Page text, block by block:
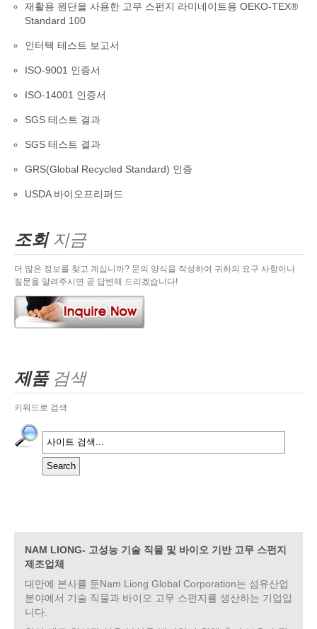
재활용 원단을 사용한 고무 스펀지 라미네이트용 OEKO-TEX®
Standard 100
인터텍 테스트 보고서
ISO-9001 인증서
ISO-14001 인증서
SGS 테스트 결과
SGS 테스트 결과
GRS(Global Recycled Standard) 인증
USDA 바이오프리퍼드
조회지금
더 많은 정보를 찾고 계십니까? 문의 양식을 작성하여 귀하의 요구 사항이나
질문을 알려주시면 곧 답변해 드리겠습니다!
제품검색
키워드로 검색
NAM LIONG- 고성능 기술 직물 및 바이오 기반 고무 스펀지
제조업체
대만에 본사를 둔Nam Liong Global Corporation는 섬유산업
분야에서 기술 직물과 바이오 고무 스펀지를 생산하는 기업입
니다.